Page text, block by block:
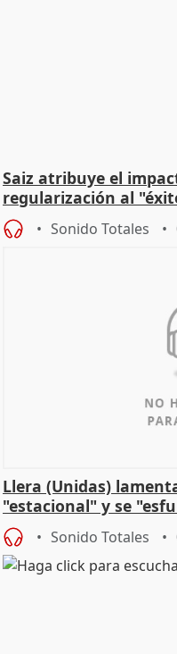
Saiz atribuye el
regularización al
Sonido Totales
Llera (Unidas)
"estacional" y se
Sonido Totales